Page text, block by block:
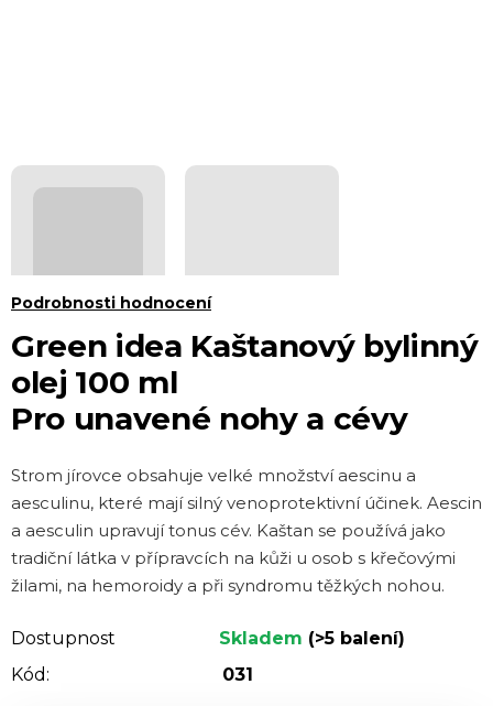
Green idea Kaštanový bylinný
olej 100 ml
Pro unavené nohy a cévy
Průměrné
hodnocení
produktu
je
0,0
hvězdiček.
Podrobnosti hodnocení
Strom jírovce obsahuje velké množství aescinu a
aesculinu, které mají silný venoprotektivní účinek. Aescin
a aesculin upravují tonus cév. Kaštan se používá jako
tradiční látka v přípravcích na kůži u osob s křečovými
žilami, na hemoroidy a při syndromu těžkých nohou.
Dostupnost Skladem (>5 balení)
Kód:
031